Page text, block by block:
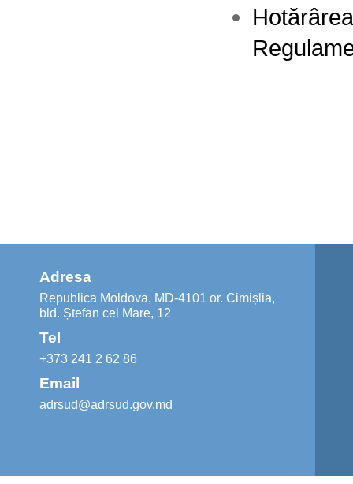
Adresa
Republica Moldova, MD-4101 or. Cimișlia,
bld. Ștefan cel Mare, 12
Tel
+373 241 2 62 86
Email
adrsud@adrsud.gov.md